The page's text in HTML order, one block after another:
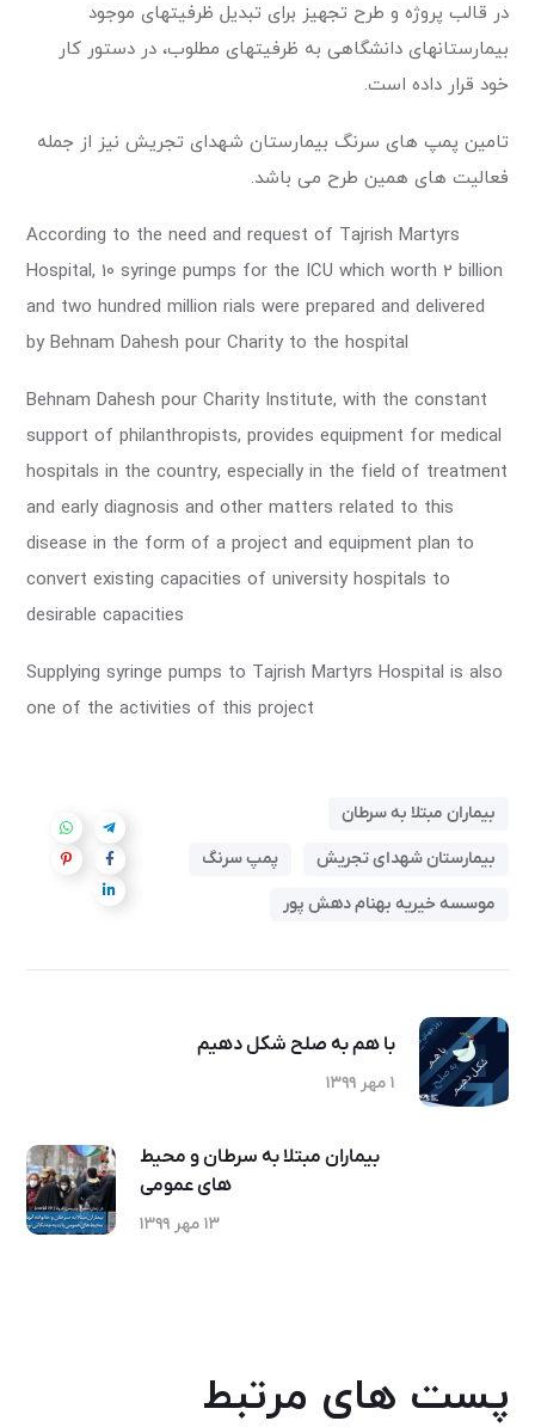
در قالب پروژه و طرح تجهيز براى تبديل ظرفيتهاى موجود
بيمارستانهاى دانشگاهى به ظرفیتهاى مطلوب، در دستور كار
خود قرار داده است.
تامین پمپ های سرنگ بیمارستان شهدای تجریش نیز از جمله
فعالیت های همین طرح می باشد.
According to the need and request of Tajrish Martyrs
Hospital, 10 syringe pumps for the ICU which worth 2 billion
and two hundred million rials were prepared and delivered
by Behnam Dahesh pour Charity to the hospital
Behnam Dahesh pour Charity Institute, with the constant
support of philanthropists, provides equipment for medical
hospitals in the country, especially in the field of treatment
and early diagnosis and other matters related to this
disease in the form of a project and equipment plan to
convert existing capacities of university hospitals to
desirable capacities
Supplying syringe pumps to Tajrish Martyrs Hospital is also
one of the activities of this project
بیماران مبتلا به سرطان
بیمارستان شهدای تجریش
پمپ سرنگ
موسسه خیریه بهنام دهش پور
با هم به صلح شکل دهیم
۱ مهر ۱۳۹۹
بیماران مبتلا به سرطان و محیط
های عمومی
۱۳ مهر ۱۳۹۹
پست های مرتبط